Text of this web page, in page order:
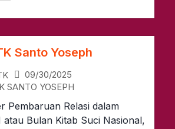
Santo Yoseph
09/30/2025
SANTO YOSEPH
Pembaruan Relasi dalam
atau Bulan Kitab Suci Nasional,